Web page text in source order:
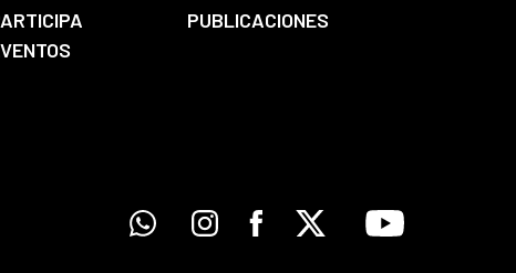
PUBLICACIONES
WhatsappInstagramFacebook
X Youtube